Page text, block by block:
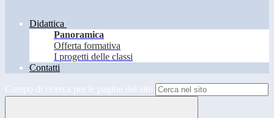
Didattica
Panoramica
Offerta formativa
I progetti delle classi
Contatti
Campo di ricerca per le pagine del sito